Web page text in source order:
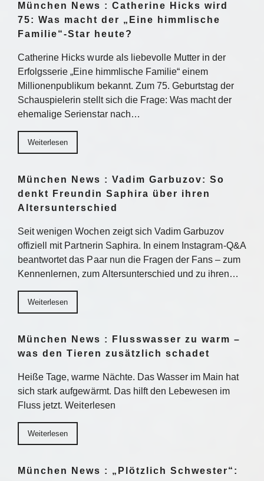
München News : Catherine Hicks wird
75: Was macht der „Eine himmlische
Familie“-Star heute?
Catherine Hicks wurde als liebevolle Mutter in der
Erfolgsserie „Eine himmlische Familie“ einem
Millionenpublikum bekannt. Zum 75. Geburtstag der
Schauspielerin stellt sich die Frage: Was macht der
ehemalige Serienstar nach…
Weiterlesen
München News : Vadim Garbuzov: So
denkt Freundin Saphira über ihren
Altersunterschied
Seit wenigen Wochen zeigt sich Vadim Garbuzov
offiziell mit Partnerin Saphira. In einem Instagram-Q&A
beantwortet das Paar nun die Fragen der Fans – zum
Kennenlernen, zum Altersunterschied und zu ihren…
Weiterlesen
München News : Flusswasser zu warm –
was den Tieren zusätzlich schadet
Heiße Tage, warme Nächte. Das Wasser im Main hat
sich stark aufgewärmt. Das hilft den Lebewesen im
Fluss jetzt. Weiterlesen
Weiterlesen
München News : „Plötzlich Schwester“: